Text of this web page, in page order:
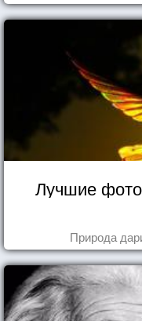
Лучшие
Природа